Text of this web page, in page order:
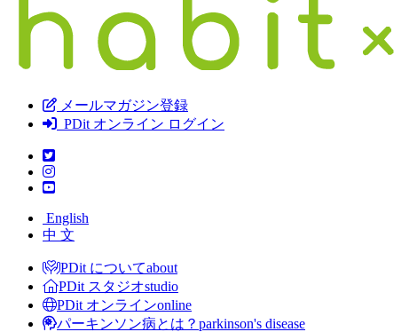
メールマガジン登録
PDit オンライン ログイン
English
中 文
PDit についてabout
PDit スタジオstudio
PDit オンラインonline
パーキンソン病とは？ parkinson's disease